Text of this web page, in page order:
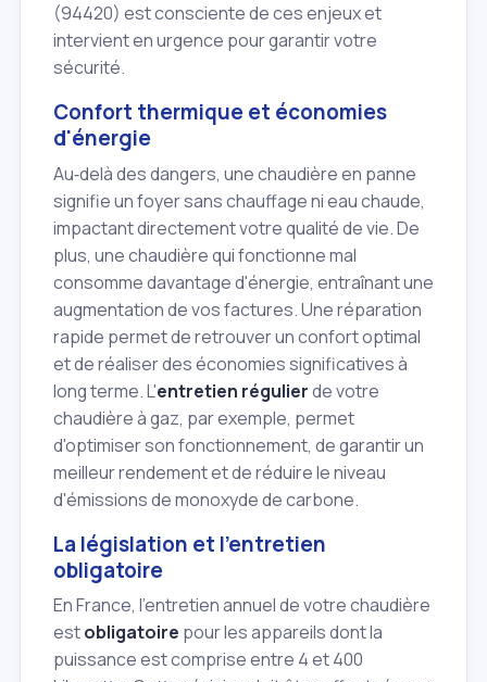
(94420) est consciente de ces enjeux et
intervient en urgence pour garantir votre
sécurité.
Confort thermique et économies
d'énergie
Au‑delà des dangers, une chaudière en panne
signifie un foyer sans chauffage ni eau chaude,
impactant directement votre qualité de vie. De
plus, une chaudière qui fonctionne mal
consomme davantage d'énergie, entraînant une
augmentation de vos factures. Une réparation
rapide permet de retrouver un confort optimal
et de réaliser des économies significatives à
long terme. L'entretien régulierde votre
chaudière à gaz, par exemple, permet
d'optimiser son fonctionnement, de garantir un
meilleur rendement et de réduire le niveau
d'émissions de monoxyde de carbone.
La législation et l'entretien
obligatoire
En France, l'entretien annuel de votre chaudière
estobligatoire pour les appareils dont la
puissance est comprise entre 4 et 400